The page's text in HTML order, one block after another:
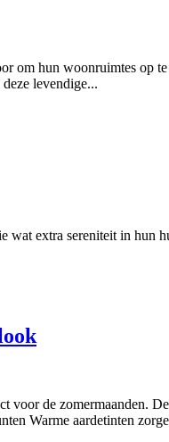
om hun woonruimtes op
levendige...
wat extra sereniteit in
de zomermaanden.
Warme aardetinten